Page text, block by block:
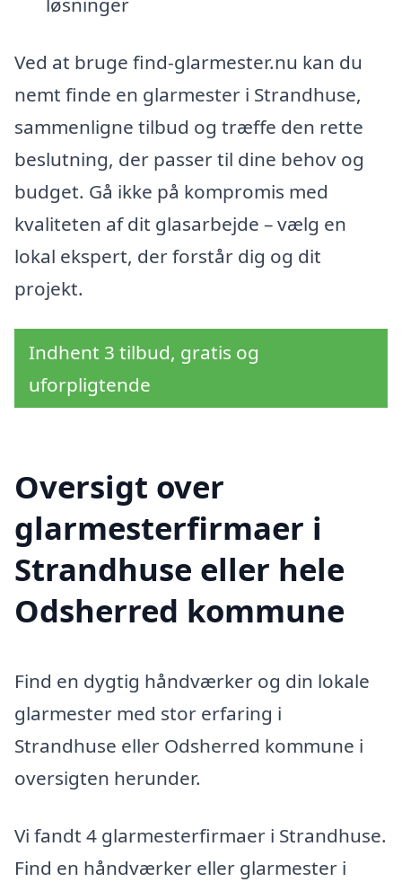
Ved at bruge find-glarmester.nu kan du
nemt finde en glarmester i Strandhuse,
sammenligne tilbud og træffe den rette
beslutning, der passer til dine behov og
budget. Gå ikke på kompromis med
kvaliteten af dit glasarbejde – vælg en
lokal ekspert, der forstår dig og dit
projekt.
Indhent 3 tilbud, gratis og
uforpligtende
Oversigt over
glarmesterfirmaer i
Strandhuse eller hele
Odsherred kommune
Find en dygtig håndværker og din lokale
glarmester med stor erfaring i
Strandhuse eller Odsherred kommune i
oversigten herunder.
Vi fandt 4 glarmesterfirmaer i Strandhuse.
Find en håndværker eller glarmester i